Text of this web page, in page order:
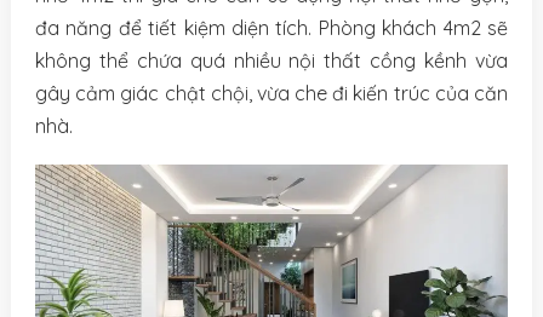
đa năng để tiết kiệm diện tích. Phòng khách 4m2 sẽ
không thể chứa quá nhiều nội thất cồng kềnh vừa
gây cảm giác chật chội, vừa che đi kiến trúc của căn
nhà.